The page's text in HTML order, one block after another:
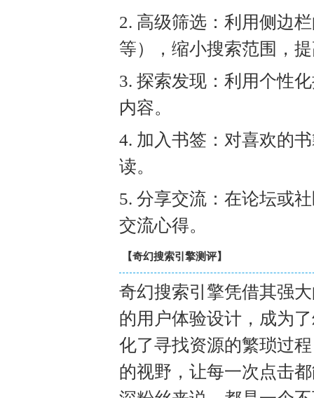
2. 高级筛选：利用侧边
等），缩小搜索范围，
3. 探索发现：利用个性
内容。
4. 加入书签：对喜欢的
读。
5. 分享交流：在论坛或
交流心得。
【奇幻搜索引擎测评】
奇幻搜索引擎凭借其强
的用户体验设计，成为
化了寻找资源的繁琐过
的视野，让每一次点击